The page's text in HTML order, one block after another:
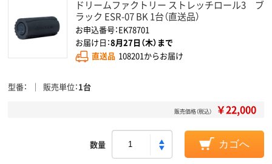
ドリームファクトリー ストレッチロール3 ブ
ラック ESR-07 BK 1台（直送品）
お申込番号：EK78701
お届け日：8月27日（木）まで
直送品 108201からお届け
型番 販売単位 1台
販売価格（税込） ￥22,000
数量 カゴへ